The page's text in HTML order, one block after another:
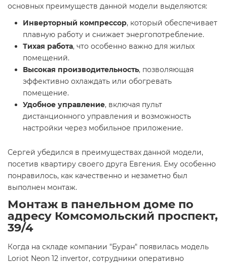
основных преимуществ данной модели выделяются:
Инверторный компрессор, который обеспечивает
плавную работу и снижает энергопотребление.
Тихая работа, что особенно важно для жилых
помещений.
Высокая производительность, позволяющая
эффективно охлаждать или обогревать
помещение.
Удобное управление, включая пульт
дистанционного управления и возможность
настройки через мобильное приложение.
Сергей убедился в преимуществах данной модели,
посетив квартиру своего друга Евгения. Ему особенно
понравилось, как качественно и незаметно был
выполнен монтаж.
Монтаж в панельном доме по
адресу Комсомольский проспект,
39/4
Когда на складе компании "Буран" появилась модель
Loriot Neon 12 invertor, сотрудники оперативно